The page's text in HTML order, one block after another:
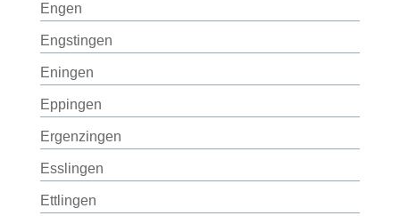
Engen
Engstingen
Eningen
Eppingen
Ergenzingen
Esslingen
Ettlingen